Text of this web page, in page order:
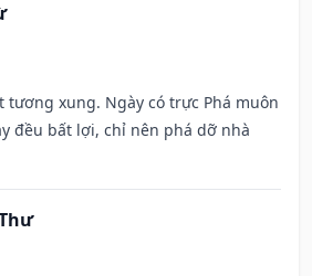
tương xung. Ngày có trực Phá muôn
đều bất lợi, chỉ nên phá dỡ nhà